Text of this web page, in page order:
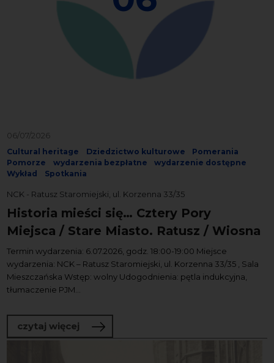
06/07/2026
Cultural heritage Dziedzictwo kulturowe
Pomerania
Pomorze
wydarzenia bezpłatne
wydarzenie dostępne
Wykład
Spotkania
NCK - Ratusz Staromiejski, ul. Korzenna 33/35
Historia mieści się… Cztery Pory
Miejsca / Stare Miasto. Ratusz / Wiosna
Termin wydarzenia: 6.07.2026, godz. 18:00-19:00 Miejsce
wydarzenia: NCK – Ratusz Staromiejski, ul. Korzenna 33/35 , Sala
Mieszczańska Wstęp: wolny Udogodnienia: pętla indukcyjna,
tłumaczenie PJM...
czytaj więcej o Historia mieści się… Cztery Pory